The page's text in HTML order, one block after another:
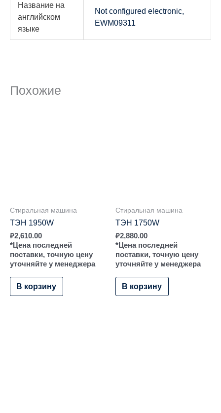
Название на
английском
языке
Not configured electronic,
EWM09311
Похожие
Стиральная машина
ТЭН 1950W
₽2,610.00
*Цена последней
поставки, точную цену
уточняйте у менеджера
В корзину
Стиральная машина
ТЭН 1750W
₽2,880.00
*Цена последней
поставки, точную цену
уточняйте у менеджера
В корзину